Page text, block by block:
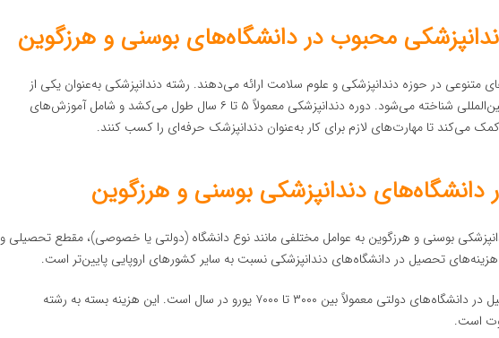
محبوب در دانشگاه‌های بوسنی و هرزگوین
متنوعی در حوزه دندانپزشکی و علوم سلامت ارائه می‌دهند. رشته دندانپزشکی به‌عنوان یکی از
محبوب‌ترین رشته‌ها برای دانشجویان بین‌المللی شناخته می‌شود. دوره دندانپزشکی معمولاً ۵ تا ۶ سال طول می‌کشد و شامل آموزش‌های
می‌کند تا مهارت‌های لازم برای کار به‌عنوان دندانپزشک حرفه‌ای را کسب کنند.
دندانپزشکی بوسنی و هرزگوین
بوسنی و هرزگوین به عوامل مختلفی مانند نوع دانشگاه (دولتی یا خصوصی)، مقطع تحصیلی و
تحصیل در دانشگاه‌های دندانپزشکی نسبت به سایر کشورهای اروپایی پایین‌تر است.
هزینه تحصیل در دانشگاه‌های دولتی معمولاً بین ۳۰۰۰ تا ۷۰۰۰ یورو در سال است. این هزینه بسته به رشته
است.